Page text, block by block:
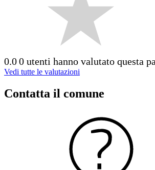
0.00 utenti hanno valutato questa
Vedi tutte le valutazioni
Contatta il comune